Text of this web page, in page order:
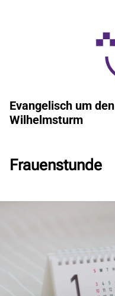
Evangelisch um den
Wilhelmsturm
Frauenstunde